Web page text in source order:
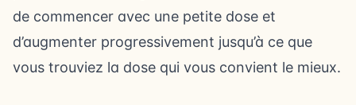
de commencer avec une petite dose et
d’augmenter progressivement jusqu’à ce que
vous trouviez la dose qui vous convient le mieux.